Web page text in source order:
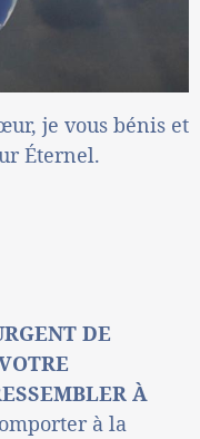
je vous bénis et
Éternel.
DE
À
à la